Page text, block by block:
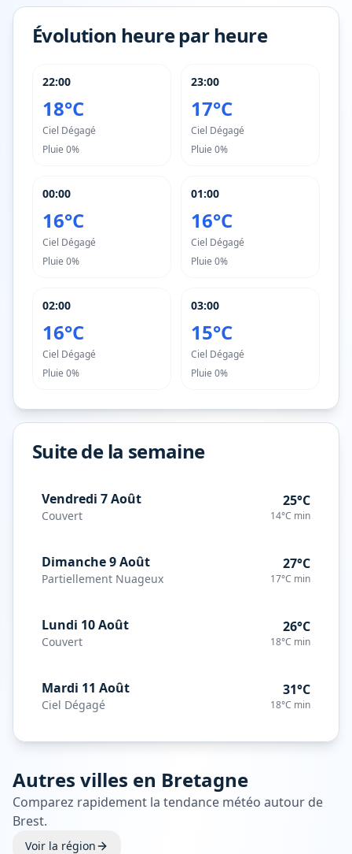
Évolution heure par heure
22:00
18°C
Ciel Dégagé
Pluie 0%
23:00
17°C
Ciel Dégagé
Pluie 0%
00:00
16°C
Ciel Dégagé
Pluie 0%
01:00
16°C
Ciel Dégagé
Pluie 0%
02:00
16°C
Ciel Dégagé
Pluie 0%
03:00
15°C
Ciel Dégagé
Pluie 0%
Suite de la semaine
Vendredi 7 Août
Couvert
25°C
14°C min
Dimanche 9 Août
Partiellement Nuageux
27°C
17°C min
Lundi 10 Août
Couvert
26°C
18°C min
Mardi 11 Août
Ciel Dégagé
31°C
18°C min
Autres villes en Bretagne
Comparez rapidement la tendance météo autour de
Brest.
Voir la région